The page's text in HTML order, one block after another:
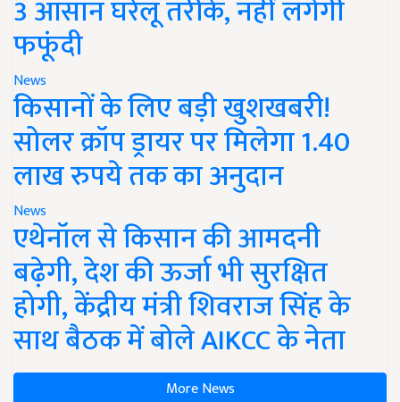
3 आसान घरेलू तरीके, नहीं लगेगी
फफूंदी
News
किसानों के लिए बड़ी खुशखबरी!
सोलर क्रॉप ड्रायर पर मिलेगा 1.40
लाख रुपये तक का अनुदान
News
एथेनॉल से किसान की आमदनी
बढ़ेगी, देश की ऊर्जा भी सुरक्षित
होगी, केंद्रीय मंत्री शिवराज सिंह के
साथ बैठक में बोले AIKCC के नेता
More News